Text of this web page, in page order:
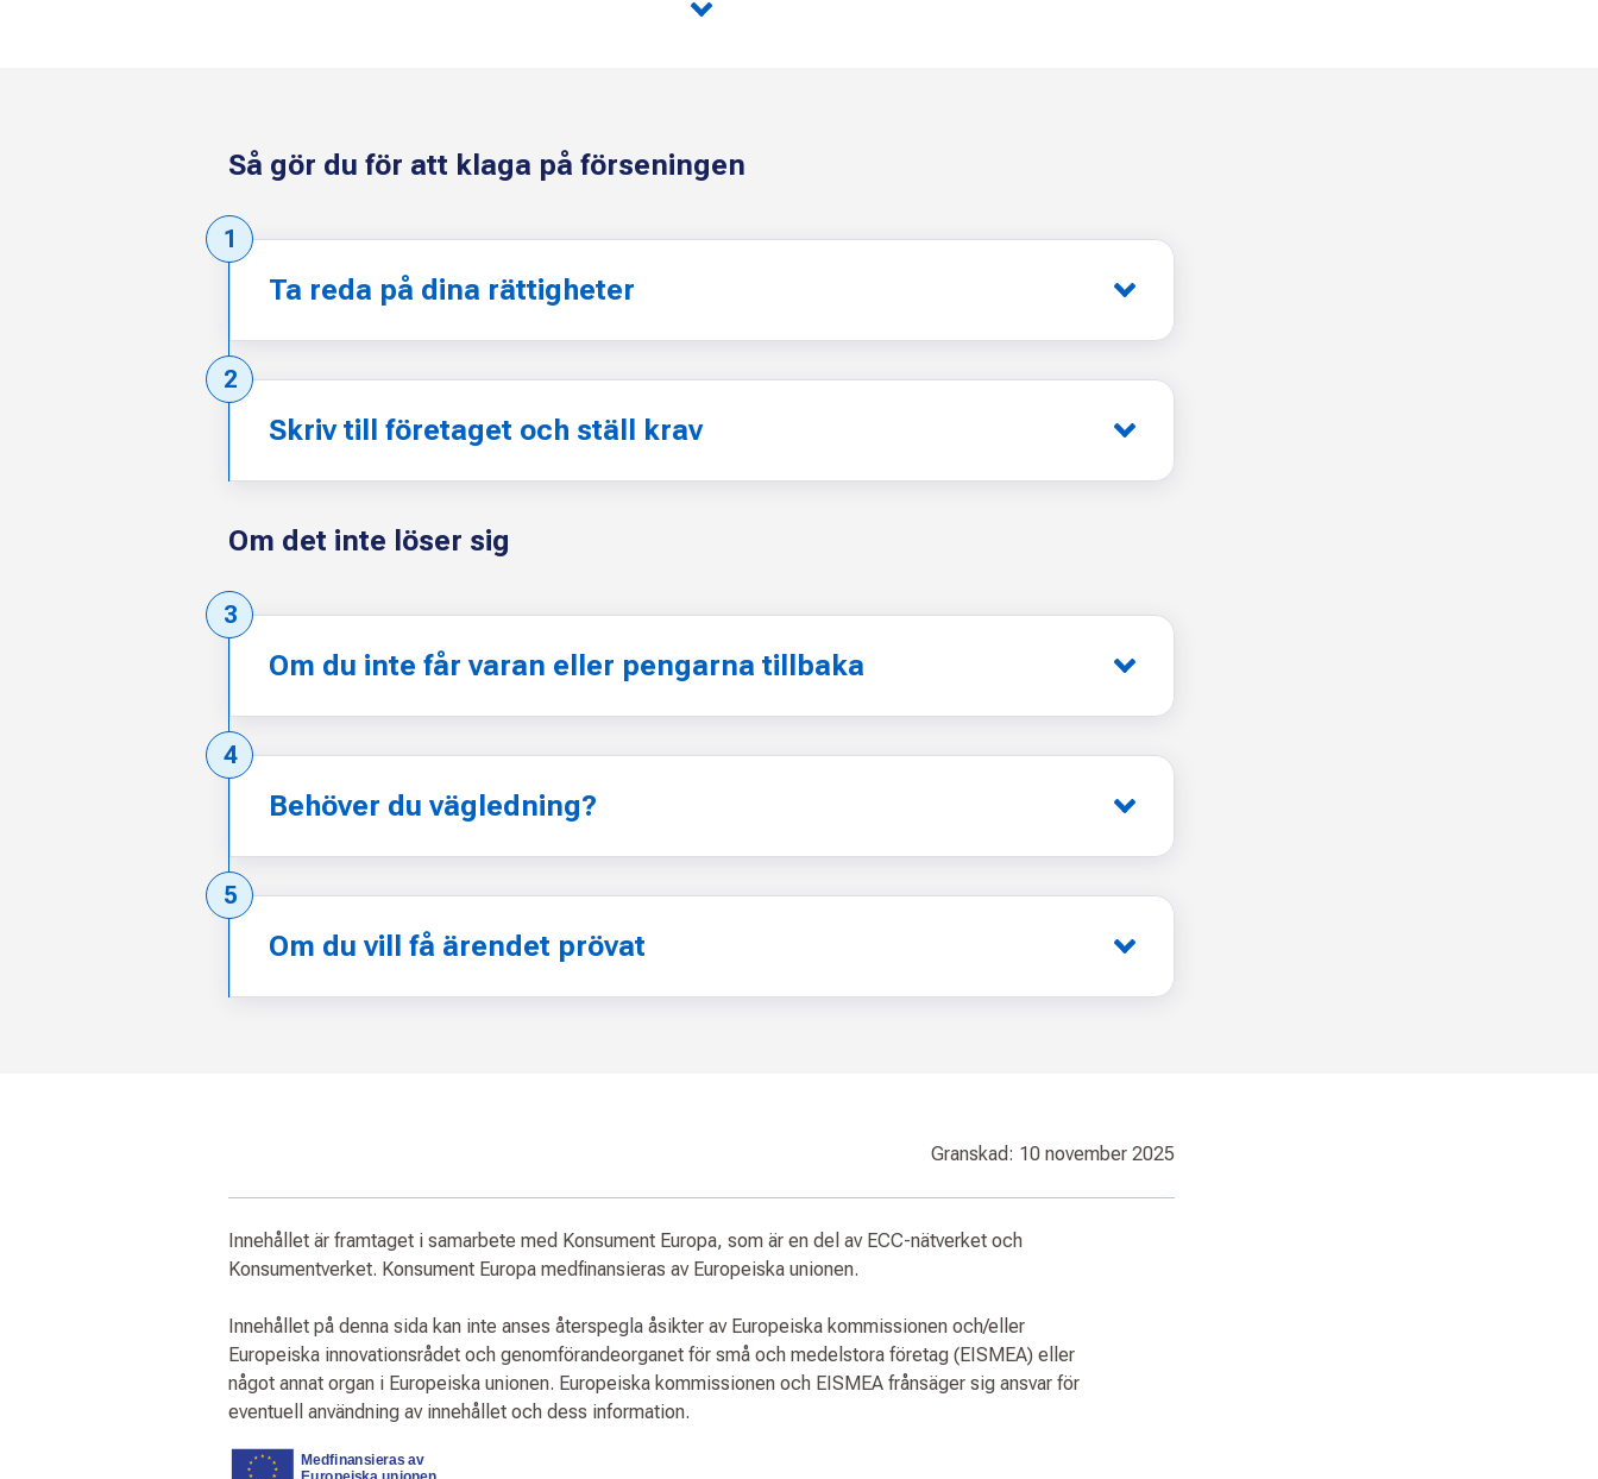
Så gör du för att klaga på förseningen
Steg:
1
Ta reda på dina rättigheter
Steg:
2
Skriv till företaget och ställ krav
Om det inte löser sig
Steg:
3
Om du inte får varan eller pengarna tillbaka
Steg:
4
Behöver du vägledning?
Steg:
5
Om du vill få ärendet prövat
Granskad: 10 november 2025
Innehållet är framtaget i samarbete med Konsument Europa, som är en del av ECC-nätverket och
Konsumentverket. Konsument Europa medfinansieras av Europeiska unionen.
Innehållet på denna sida kan inte anses återspegla åsikter av Europeiska kommissionen och/eller
Europeiska innovationsrådet och genomförandeorganet för små och medelstora företag (EISMEA) eller
något annat organ i Europeiska unionen. Europeiska kommissionen och EISMEA frånsäger sig ansvar för
eventuell användning av innehållet och dess information.